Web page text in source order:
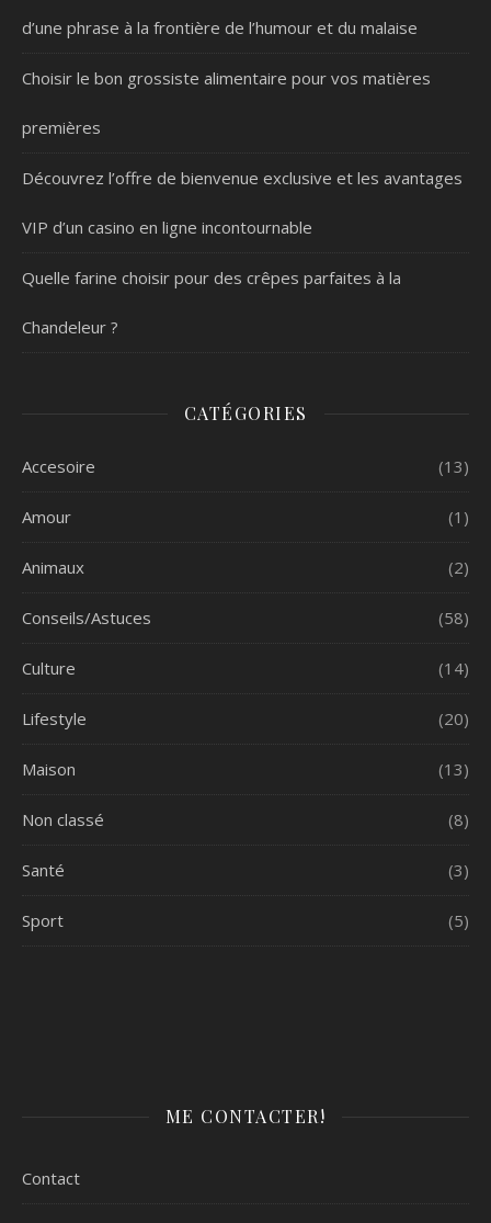
d’une phrase à la frontière de l’humour et du malaise
Choisir le bon grossiste alimentaire pour vos matières
premières
Découvrez l’offre de bienvenue exclusive et les avantages
VIP d’un casino en ligne incontournable
Quelle farine choisir pour des crêpes parfaites à la
Chandeleur ?
CATÉGORIES
Accesoire (13)
Amour (1)
Animaux (2)
Conseils/Astuces (58)
Culture (14)
Lifestyle (20)
Maison (13)
Non classé (8)
Santé (3)
Sport (5)
ME CONTACTER!
Contact